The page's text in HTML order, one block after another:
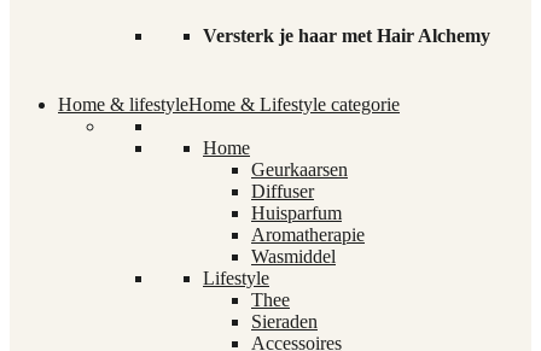
Versterk je haar met Hair Alchemy
Home & lifestyleHome & Lifestyle categorie
Home
Geurkaarsen
Diffuser
Huisparfum
Aromatherapie
Wasmiddel
Lifestyle
Thee
Sieraden
Accessoires